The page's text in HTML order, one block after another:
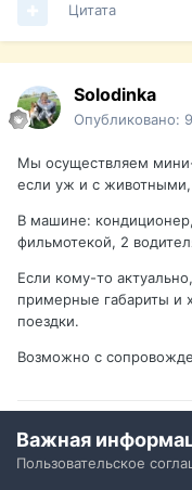
Цитата
Solodinka
Опубликовано:
Мы осуществляем
если уж и с
В машине:
фильмотекой, 2
Если кому-то
примерные габариты и
поездки.
Возможно с
Цитата
Важная
Пользовательское